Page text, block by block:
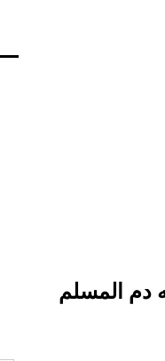
دم المسلم